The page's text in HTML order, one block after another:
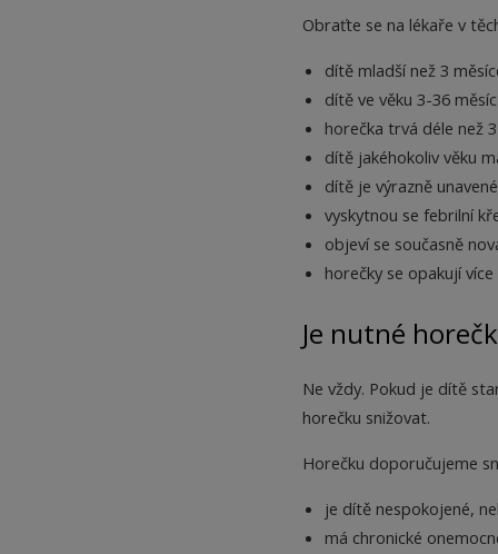
Obraťte se na lékaře v
dítě mladší než 3
dítě ve věku 3-36
horečka trvá déle než
dítě jakéhokoliv věku
dítě je výrazně
vyskytnou se febrilní
objeví se současně
horečky se opakují
Je nutné
Ne vždy. Pokud je dítě
horečku snižovat.
Horečku doporučujeme
je dítě nespokojené,
má chronické